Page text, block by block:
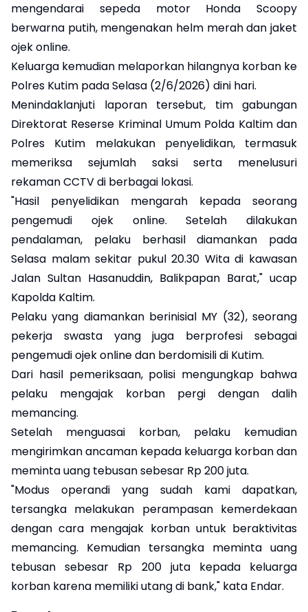
mengendarai sepeda motor Honda Scoopy
berwarna putih, mengenakan helm merah dan jaket
ojek online.
Keluarga kemudian melaporkan hilangnya korban ke
Polres Kutim pada Selasa (2/6/2026) dini hari.
Menindaklanjuti laporan tersebut, tim gabungan
Direktorat Reserse Kriminal Umum Polda Kaltim dan
Polres Kutim melakukan penyelidikan, termasuk
memeriksa sejumlah saksi serta menelusuri
rekaman CCTV di berbagai lokasi.
"Hasil penyelidikan mengarah kepada seorang
pengemudi ojek online. Setelah dilakukan
pendalaman, pelaku berhasil diamankan pada
Selasa malam sekitar pukul 20.30 Wita di kawasan
Jalan Sultan Hasanuddin, Balikpapan Barat," ucap
Kapolda Kaltim.
Pelaku yang diamankan berinisial MY (32), seorang
pekerja swasta yang juga berprofesi sebagai
pengemudi ojek online dan berdomisili di Kutim.
Dari hasil pemeriksaan, polisi mengungkap bahwa
pelaku mengajak korban pergi dengan dalih
memancing.
Setelah menguasai korban, pelaku kemudian
mengirimkan ancaman kepada keluarga korban dan
meminta uang tebusan sebesar Rp 200 juta.
"Modus operandi yang sudah kami dapatkan,
tersangka melakukan perampasan kemerdekaan
dengan cara mengajak korban untuk beraktivitas
memancing. Kemudian tersangka meminta uang
tebusan sebesar Rp 200 juta kepada keluarga
korban karena memiliki utang di bank," kata Endar.